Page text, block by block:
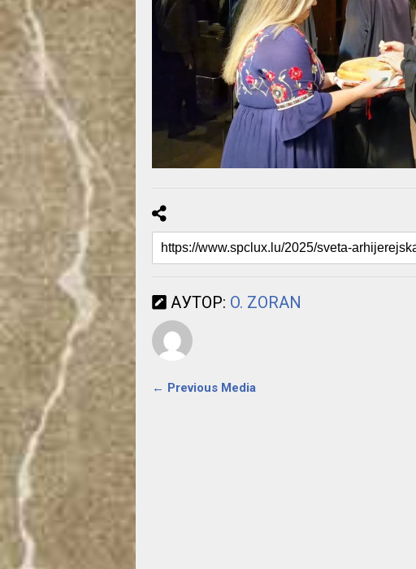
АУТОР: O. ZORAN
← Previous Media